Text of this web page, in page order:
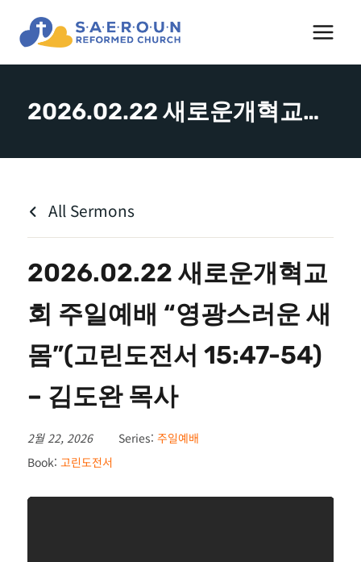
content
2026.02.22 새로운개혁교회 주일예배 “영광스러운 새 몸”(고린도전서 15:47-54) – 김도완 목사
All Sermons
2026.02.22 새로운개혁교
회 주일예배 “영광스러운 새
몸”(고린도전서 15:47-54)
– 김도완 목사
2월 22, 2026 Series: 주일예배
Book: 고린도전서